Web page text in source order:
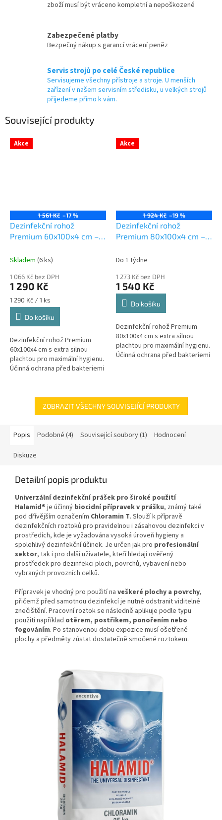
zboží musí být vráceno kompletní a nepoškozené
Zabezpečené platby
Bezpečný nákup s garancí vrácení peněz
Servis strojů po celé České republice
Servisujeme všechny přístroje a stroje. U menších
zařízení v našem servisním středisku, u velkých strojů
přijedeme přímo k vám.
Související produkty
Akce
1 561 Kč –17 %
Dezinfekční rohož
Premium 60x100x4 cm –
dezinfekční rohož pro
Skladem (6 ks)
1 066 Kč bez DPH
1 290 Kč
Měrná
cena:
1 290 Kč / 1 ks
Do košíku
Dezinfekční rohož Premium
60x100x4 cm s extra silnou
plachtou pro maximální hygienu.
Účinná ochrana před bakteriemi
podložky se...
Akce
1 924 Kč –19 %
Dezinfekční rohož
Premium 80x100x4 cm –
dezinfekční rohož pro
Do 1 týdne
1 273 Kč bez DPH
1 540 Kč
Do košíku
Dezinfekční rohož Premium
80x100x4 cm s extra silnou
plachtou pro maximální hygienu.
Účinná ochrana před bakteriemi
ZOBRAZIT VŠECHNY SOUVISEJÍCÍ PRODUKTY
Popis Podobné (4) Související soubory (1) Hodnocení
Diskuze
Detailní popis produktu
Univerzální dezinfekční prášek pro široké použití
Halamid® je účinný biocidní přípravek v prášku, známý také
pod dřívějším označením Chloramin T. Slouží k přípravě
dezinfekčních roztoků pro pravidelnou i zásahovou dezinfekci v
prostředích, kde je vyžadována vysoká úroveň hygieny a
spolehlivý dezinfekční účinek. Je určen jak pro profesionální
sektor, tak i pro další uživatele, kteří hledají ověřený
prostředek pro dezinfekci ploch, povrchů, vybavení nebo
vybraných provozních celků.
Přípravek je vhodný pro použití na veškeré plochy a povrchy,
přičemž před samotnou dezinfekcí je nutné odstranit viditelné
znečištění. Pracovní roztok se následně aplikuje podle typu
použití například otěrem, postřikem, ponořením nebo
fogováním. Po stanovenou dobu expozice musí ošetřené
plochy a předměty zůstat dostatečně smočené roztokem.